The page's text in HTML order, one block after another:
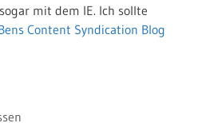
mit dem IE. Ich sollte
Content Syndication Blog